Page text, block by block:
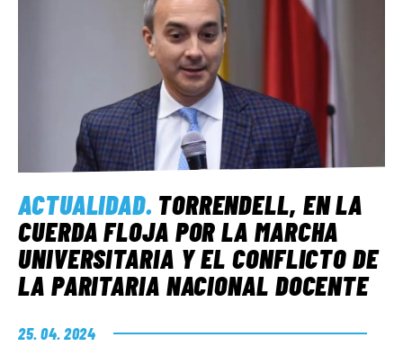
ACTUALIDAD. TORRENDELL, EN LA
CUERDA FLOJA POR LA MARCHA
UNIVERSITARIA Y EL CONFLICTO DE
LA PARITARIA NACIONAL DOCENTE
25. 04. 2024